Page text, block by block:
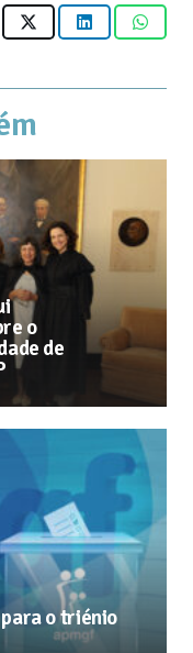
o
de
o triénio